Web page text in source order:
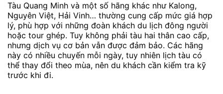
Tàu Quang Minh và một số hãng khác như Kalong,
Nguyên Việt, Hải Vinh… thường cung cấp mức giá hợp
lý, phù hợp với những đoàn khách du lịch đông người
hoặc tour ghép. Tuy không phải tàu hai thân cao cấp,
nhưng dịch vụ cơ bản vẫn được đảm bảo. Các hãng
này có nhiều chuyến mỗi ngày, tuy nhiên lịch tàu có
thể thay đổi theo mùa, nên du khách cần kiểm tra kỹ
trước khi đi.